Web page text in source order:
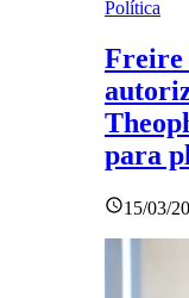
Política
Freire
para
15/03/